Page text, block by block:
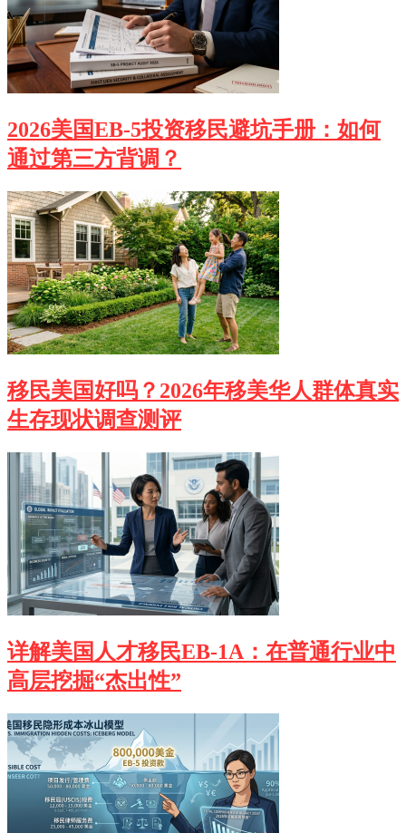
2026美国EB-5投资移民避坑手册：如何
通过第三方背调？
移民美国好吗？2026年移美华人群体真实
生存现状调查测评
详解美国人才移民EB-1A：在普通行业中
高层挖掘“杰出性”